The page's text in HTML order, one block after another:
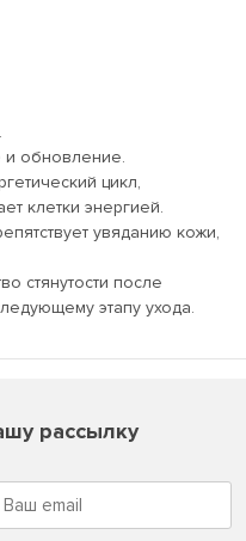
и обновление.
цикл,
клетки энергией.
увяданию кожи,
стянутости после
этапу ухода.
рассылку